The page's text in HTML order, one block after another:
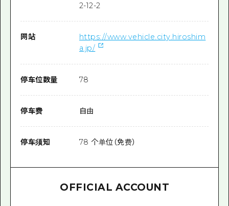
2-12-2
网站
https://www.vehicle.city.hiroshim
a.jp/
停车位数量 78
停车费 自由
停车须知 78 个单位（免费）
OFFICIAL ACCOUNT